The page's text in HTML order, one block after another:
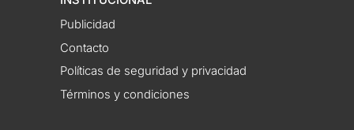
Publicidad
Contacto
Políticas de seguridad y privacidad
Términos y condiciones